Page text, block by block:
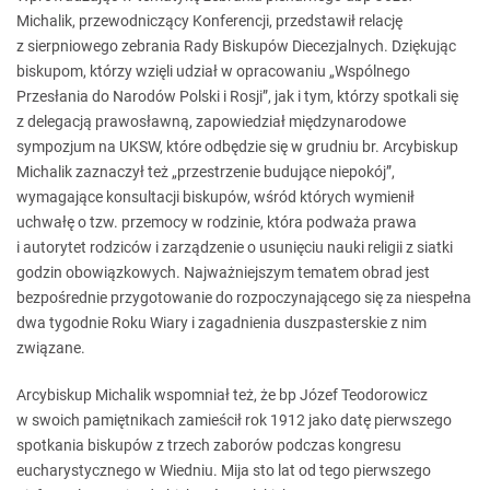
Michalik, przewodniczący Konferencji, przedstawił relację
z sierpniowego zebrania Rady Biskupów Diecezjalnych. Dziękując
biskupom, którzy wzięli udział w opracowaniu „Wspólnego
Przesłania do Narodów Polski i Rosji”, jak i tym, którzy spotkali się
z delegacją prawosławną, zapowiedział międzynarodowe
sympozjum na UKSW, które odbędzie się w grudniu br. Arcybiskup
Michalik zaznaczył też „przestrzenie budujące niepokój”,
wymagające konsultacji biskupów, wśród których wymienił
uchwałę o tzw. przemocy w rodzinie, która podważa prawa
i autorytet rodziców i zarządzenie o usunięciu nauki religii z siatki
godzin obowiązkowych. Najważniejszym tematem obrad jest
bezpośrednie przygotowanie do rozpoczynającego się za niespełna
dwa tygodnie Roku Wiary i zagadnienia duszpasterskie z nim
związane.
Arcybiskup Michalik wspomniał też, że bp Józef Teodorowicz
w swoich pamiętnikach zamieścił rok 1912 jako datę pierwszego
spotkania biskupów z trzech zaborów podczas kongresu
eucharystycznego w Wiedniu. Mija sto lat od tego pierwszego